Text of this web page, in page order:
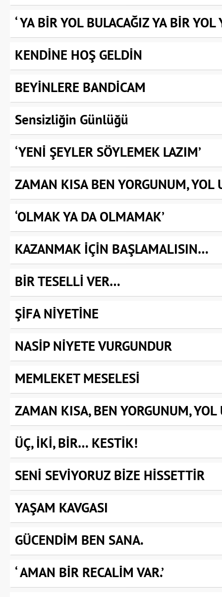
‘ YA BİR YOL BULACAĞIZ YA BİR YOL
KENDİNE HOŞ GELDİN
BEYİNLERE BANDİCAM
Sensizliğin Günlüğü
‘YENİ ŞEYLER SÖYLEMEK LAZIM’
ZAMAN KISA BEN YORGUNUM, YOL
‘OLMAK YA DA OLMAMAK’
KAZANMAK İÇİN BAŞLAMALISIN…
BİR TESELLİ VER…
ŞİFA NİYETİNE
NASİP NİYETE VURGUNDUR
MEMLEKET MESELESİ
ZAMAN KISA, BEN YORGUNUM, YOL
ÜÇ, İKİ, BİR… KESTİK!
SENİ SEVİYORUZ BİZE HİSSETTİR
YAŞAM KAVGASI
GÜCENDİM BEN SANA.
‘ AMAN BİR RECALİM VAR.’